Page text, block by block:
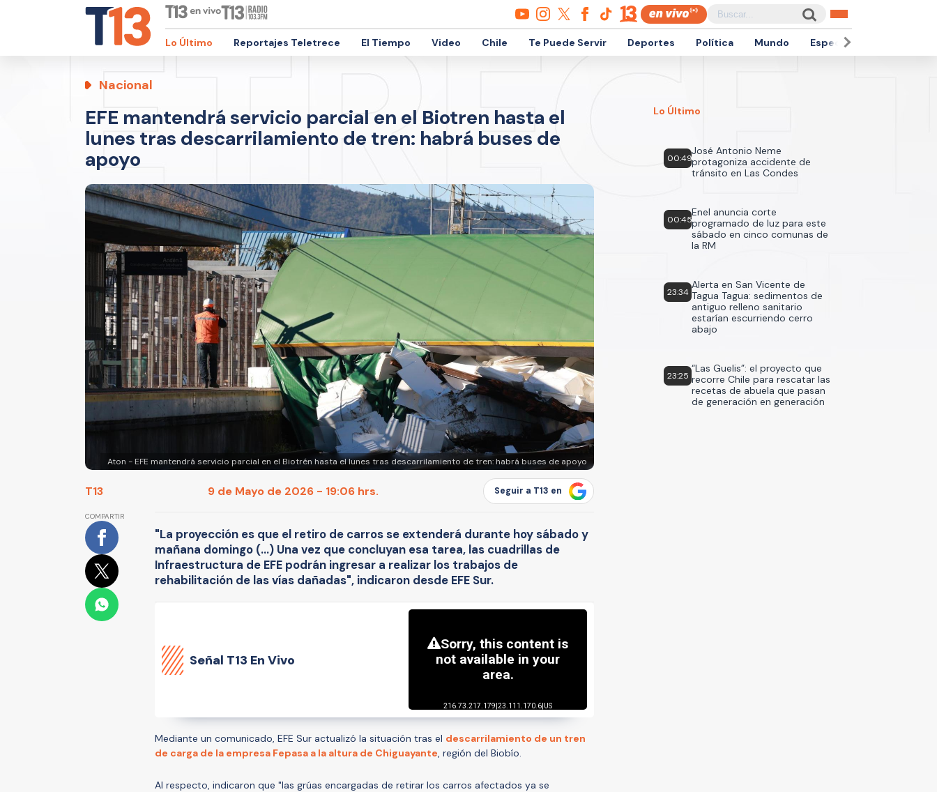
Lo Último Reportajes Teletrece El Tiempo Video Chile Te Puede Servir Deportes Política Mundo Espectáculos
Nacional
EFE mantendrá servicio parcial en el Biotren hasta el
lunes tras descarrilamiento de tren: habrá buses de
apoyo
Aton - EFE mantendrá servicio parcial en el Biotrén hasta el lunes tras descarrilamiento de tren: habrá buses de apoyo
T13 9 de Mayo de 2026 - 19:06 hrs. Seguir a T13 en
COMPARTIR
"La proyección es que el retiro de carros se extenderá durante hoy sábado y
mañana domingo (...) Una vez que concluyan esa tarea, las cuadrillas de
Infraestructura de EFE podrán ingresar a realizar los trabajos de
rehabilitación de las vías dañadas", indicaron desde EFE Sur.
Señal T13 En Vivo
Mediante un comunicado, EFE Sur actualizó la situación tras el descarrilamiento de un tren
de carga de la empresa Fepasa a la altura de Chiguayante, región del Biobío.
Al respecto, indicaron que "las grúas encargadas de retirar los carros afectados ya se
Lo Último
00:49
José Antonio Neme
protagoniza accidente de
tránsito en Las Condes
00:45
Enel anuncia corte
programado de luz para este
sábado en cinco comunas de
la RM
23:34
Alerta en San Vicente de
Tagua Tagua: sedimentos de
antiguo relleno sanitario
estarían escurriendo cerro
abajo
23:25
“Las Guelis”: el proyecto que
recorre Chile para rescatar las
recetas de abuela que pasan
de generación en generación